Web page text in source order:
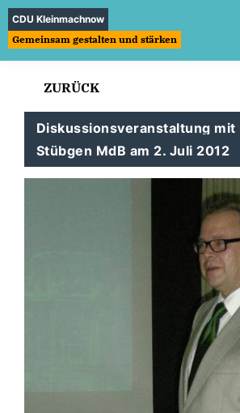
CDU Kleinmachnow
Gemeinsam gestalten und stärken
ZURÜCK
Diskussionsveranstaltung mit
Stübgen MdB am 2. Juli 2012